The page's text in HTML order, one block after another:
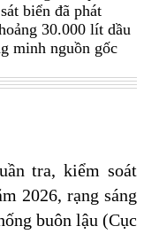
biển đã phát
30.000 lít dầu
minh nguồn gốc
tra, kiểm soát
2026, rạng sáng
buôn lậu (Cục